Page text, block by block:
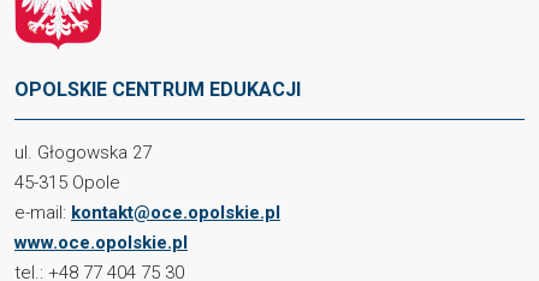
OPOLSKIE CENTRUM EDUKACJI
ul. Głogowska 27
45-315 Opole
e-mail: kontakt@oce.opolskie.pl
www.oce.opolskie.pl
tel.: +48 77 404 75 30